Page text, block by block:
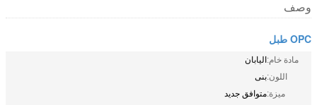
وصف
OPC طبل
مادة خام:اليابان
اللون:بنى
ميزة:متوافق جديد